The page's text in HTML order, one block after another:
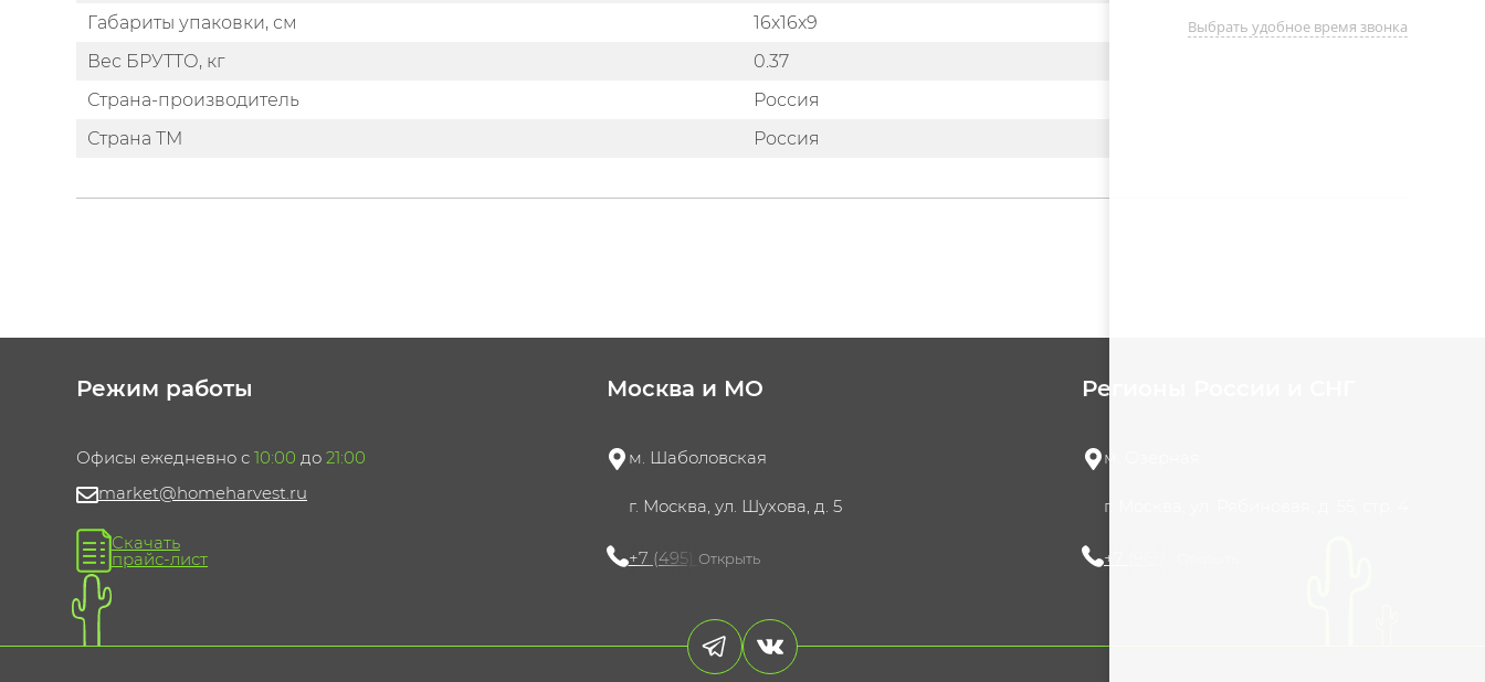
Габариты упаковки, см
16x16x9
Вес БРУТТО, кг
0.37
Страна-производитель
Россия
Страна ТМ
Россия
Режим работы
Офисы ежедневно с 10:00 до 21:00
market@homeharvest.ru
Скачать
прайс-лист
Москва и МО
м. Шаболовская
г. Москва, ул. Шухова, д. 5
+7 (495) 721-60-15
Открыть
Регионы России и СНГ
м. Озерная
г. Москва, ул. Рябиновая, д. 55, стр. 4
+7 (965) 420-10-10
Выбрать удобное время звонка